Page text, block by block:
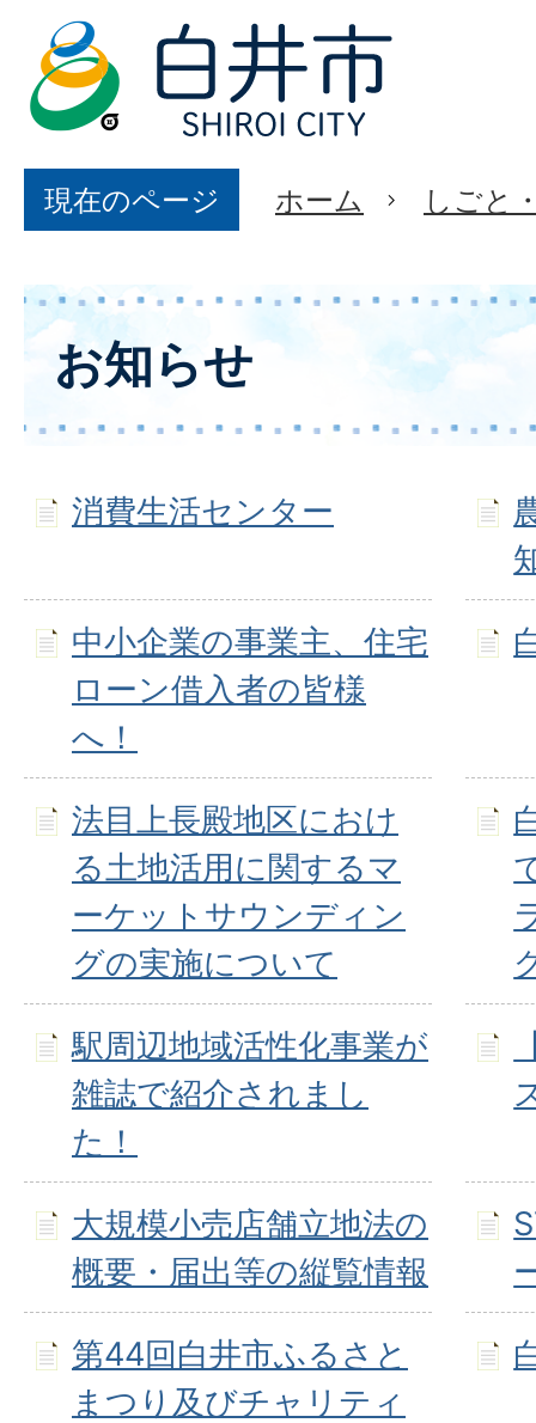
現在のページ ホーム しごと
お知らせ
消費生活センター
中小企業の事業主、住宅
ローン借入者の皆様
へ！
法目上長殿地区におけ
る土地活用に関するマ
ーケットサウンディン
グの実施について
駅周辺地域活性化事業が
雑誌で紹介されまし
た！
大規模小売店舗立地法の
概要・届出等の縦覧情報
第44回白井市ふるさと
まつり及びチャリティ